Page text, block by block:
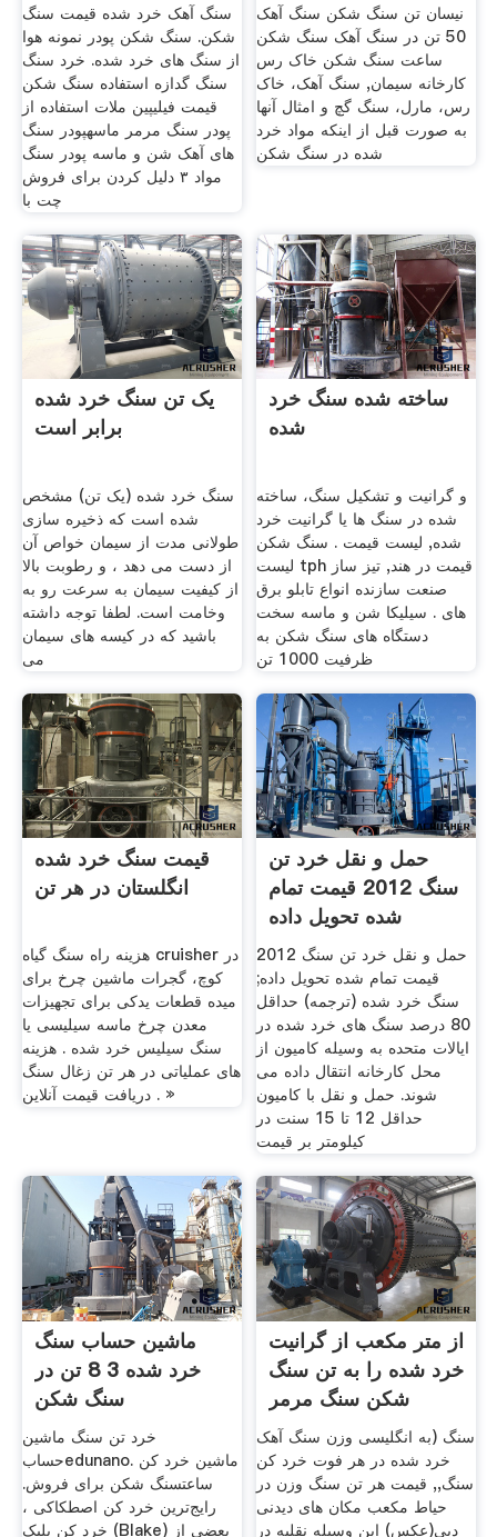
سنگ آهک خرد شده قیمت سنگ
شکن. سنگ شکن پودر نمونه هوا
از سنگ های خرد شده. خرد سنگ
سنگ گدازه استفاده سنگ شکن
قیمت فیلیپین ملات استفاده از
پودر سنگ مرمر ماسهپودر سنگ
های آهک شن و ماسه پودر سنگ
مواد ۳ دلیل کردن برای فروش
چت با
نیسان تن سنگ شکن سنگ آهک
50 تن در سنگ آهک سنگ شکن
ساعت سنگ شکن خاک رس
کارخانه سیمان, سنگ آهک، خاک
رس، مارل، سنگ گچ و امثال آنها
به صورت قبل از اينکه مواد خرد
شده در سنگ شکن
یک تن سنگ خرد شده
برابر است
سنگ خرد شده (یک تن) مشخص
شده است که ذخیره سازی
طولانی مدت از سیمان خواص آن
از دست می دهد ، و رطوبت بالا
از کیفیت سیمان به سرعت رو به
وخامت است. لطفا توجه داشته
باشید که در کیسه های سیمان
می
ساخته شده سنگ خرد
شده
و گرانیت و تشکیل سنگ، ساخته
شده در سنگ ها یا گرانیت خرد
شده, لیست قیمت . سنگ شکن
لیست tph قیمت در هند, تیز ساز
صنعت سازنده انواع تابلو برق
های . سیلیکا شن و ماسه سخت
دستگاه های سنگ شکن به
ظرفیت 1000 تن
قیمت سنگ خرد شده
انگلستان در هر تن
هزینه راه سنگ گیاه cruisher در
کوچ، گجرات ماشین چرخ برای
میده قطعات یدکی برای تجهیزات
معدن چرخ ماسه سیلیسی یا
سنگ سیلیس خرد شده . هزینه
های عملیاتی در هر تن زغال سنگ
. دریافت قیمت آنلاین »
حمل و نقل خرد تن
سنگ 2012 قیمت تمام
شده تحویل داده
حمل و نقل خرد تن سنگ 2012
قیمت تمام شده تحویل داده;
سنگ خرد شده (ترجمه) حداقل
80 درصد سنگ های خرد شده در
ایالات متحده به وسیله کامیون از
محل کارخانه انتقال داده می
شوند. حمل و نقل با کامیون
حداقل 12 تا 15 سنت در
کیلومتر بر قیمت
ماشین حساب سنگ
خرد شده 3 8 تن در
سنگ شکن
خرد تن سنگ ماشین
حسابedunano. ماشین خرد کن
ساعتسنگ شکن برای فروش.
رایج‌ترین خرد کن اصطکاکی ،
خرد کن بلیک (Blake) بعضی از
از متر مکعب از گرانیت
خرد شده را به تن سنگ
شکن سنگ مرمر
سنگ (به انگلیسی وزن سنگ آهک
خرد شده در هر فوت خرد کن
سنگ,, قیمت هر تن سنگ وزن در
حیاط مکعب مکان های دیدنی
دبی(عکس) این وسیله نقلیه در